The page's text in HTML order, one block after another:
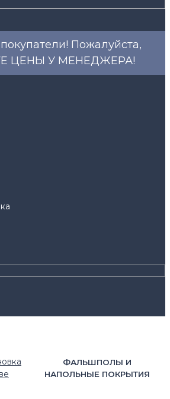
Пожалуйста,
ЦЕНЫ У МЕНЕДЖЕРА!
ФАЛЬШПОЛЫ И
НАПОЛЬНЫЕ ПОКРЫТИЯ